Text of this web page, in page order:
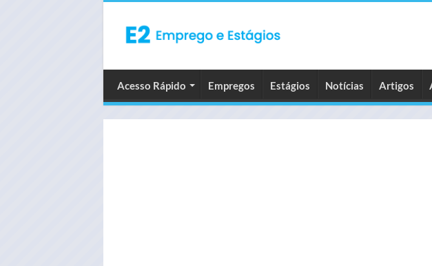
Acesso Rápido Empregos Estágios Notícias Artigos